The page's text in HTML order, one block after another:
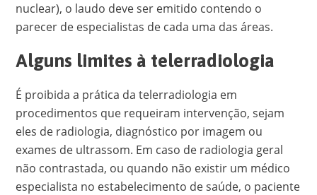
nuclear), o laudo deve ser emitido contendo o
parecer de especialistas de cada uma das áreas.
Alguns limites à telerradiologia
É proibida a prática da telerradiologia em
procedimentos que requeiram intervenção, sejam
eles de radiologia, diagnóstico por imagem ou
exames de ultrassom. Em caso de radiologia geral
não contrastada, ou quando não existir um médico
especialista no estabelecimento de saúde, o paciente